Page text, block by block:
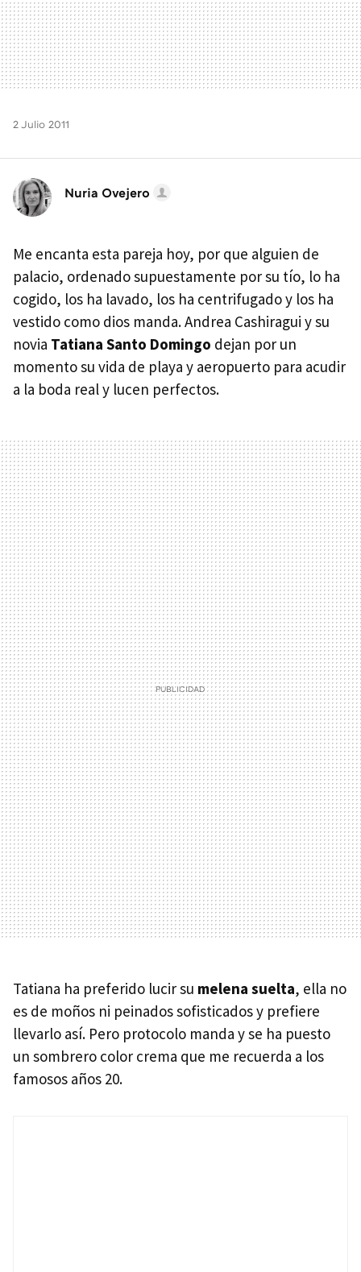
2 Julio 2011
Nuria Ovejero
Me encanta esta pareja hoy, por que alguien de
palacio, ordenado supuestamente por su tío, lo ha
cogido, los ha lavado, los ha centrifugado y los ha
vestido como dios manda. Andrea Cashiragui y su
novia Tatiana Santo Domingo dejan por un
momento su vida de playa y aeropuerto para acudir
a la boda real y lucen perfectos.
Tatiana ha preferido lucir su melena suelta, ella no
es de moños ni peinados sofisticados y prefiere
llevarlo así. Pero protocolo manda y se ha puesto
un sombrero color crema que me recuerda a los
famosos años 20.